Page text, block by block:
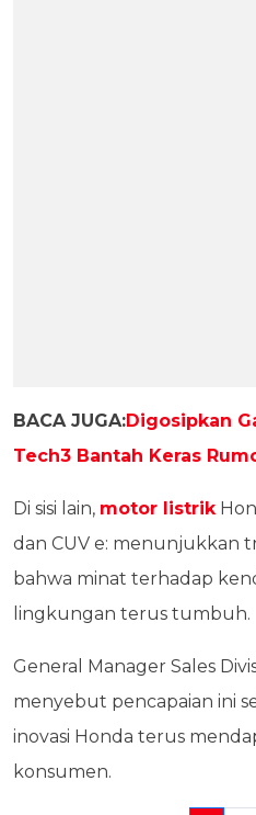
BACA JUGA:Digosipkan
Tech3 Bantah Keras
Di sisi lain, motor listrik
dan CUV e: menunjukkan
bahwa minat terhadap
lingkungan terus tumbuh.
General Manager Sales
menyebut pencapaian ini
inovasi Honda terus
konsumen.